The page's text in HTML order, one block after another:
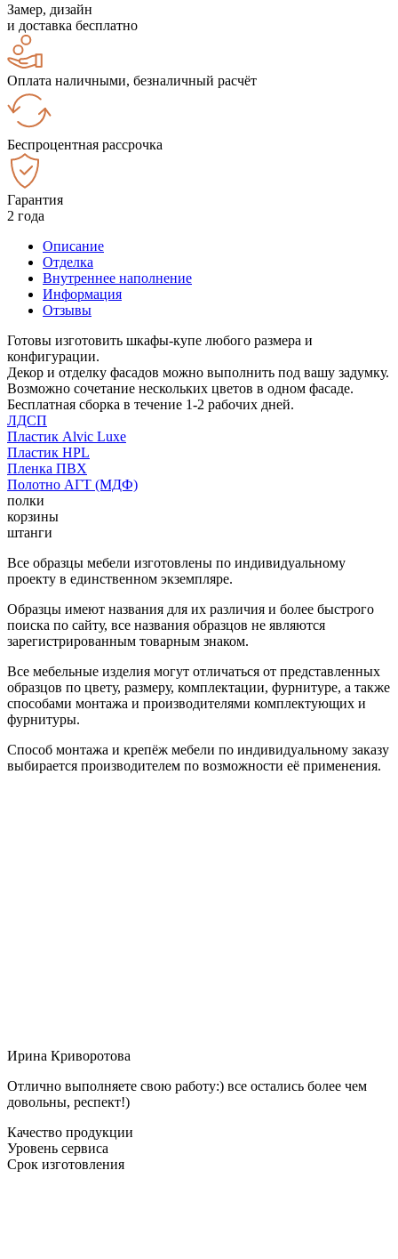
Замер, дизайн
и доставка бесплатно
Оплата наличными, безналичный расчёт
Беспроцентная рассрочка
Гарантия
2 года
Описание
Отделка
Внутреннее наполнение
Информация
Отзывы
Готовы изготовить шкафы-купе любого размера и
конфигурации.
Декор и отделку фасадов можно выполнить под вашу задумку.
Возможно сочетание нескольких цветов в одном фасаде.
Бесплатная сборка в течение 1-2 рабочих дней.
ЛДСП
Пластик Alvic Luxe
Пластик HPL
Пленка ПВХ
Полотно АГТ (МДФ)
полки
корзины
штанги
Все образцы мебели изготовлены по индивидуальному
проекту в единственном экземпляре.
Образцы имеют названия для их различия и более быстрого
поиска по сайту, все названия образцов не являются
зарегистрированным товарным знаком.
Все мебельные изделия могут отличаться от представленных
образцов по цвету, размеру, комплектации, фурнитуре, а также
способами монтажа и производителями комплектующих и
фурнитуры.
Способ монтажа и крепёж мебели по индивидуальному заказу
выбирается производителем по возможности её применения.
Ирина Криворотова
Отлично выполняете свою работу:) все остались более чем
довольны, респект!)
Качество продукции
Уровень сервиса
Срок изготовления